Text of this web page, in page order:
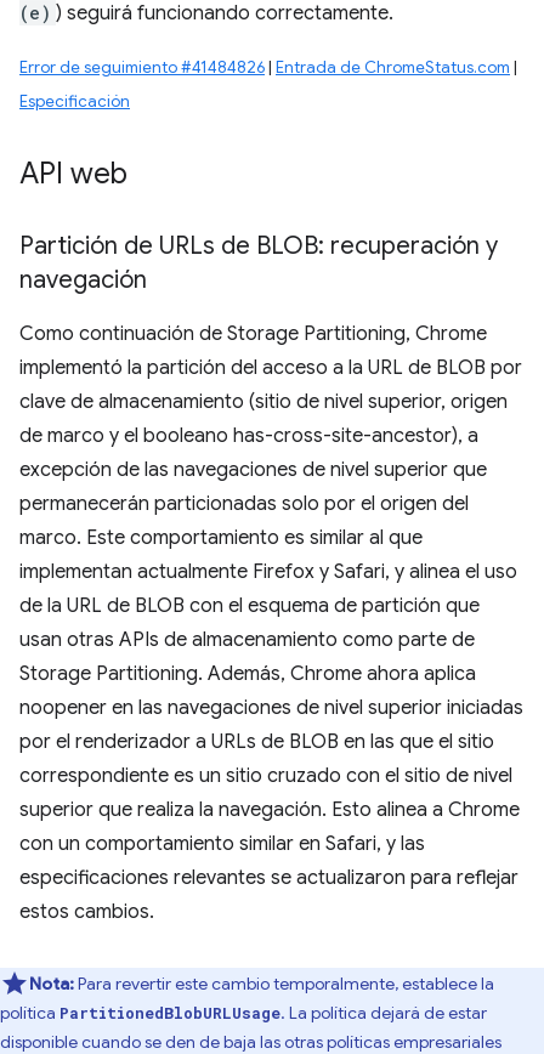
(e) ) seguirá funcionando correctamente.
Error de seguimiento #41484826| Entrada de ChromeStatus.com |
Especificación
API web
Partición de URLs de BLOB: recuperación y
navegación
Como continuación de Storage Partitioning, Chrome
implementó la partición del acceso a la URL de BLOB por
clave de almacenamiento (sitio de nivel superior, origen
de marco y el booleano has-cross-site-ancestor), a
excepción de las navegaciones de nivel superior que
permanecerán particionadas solo por el origen del
marco. Este comportamiento es similar al que
implementan actualmente Firefox y Safari, y alinea el uso
de la URL de BLOB con el esquema de partición que
usan otras APIs de almacenamiento como parte de
Storage Partitioning. Además, Chrome ahora aplica
noopener en las navegaciones de nivel superior iniciadas
por el renderizador a URLs de BLOB en las que el sitio
correspondiente es un sitio cruzado con el sitio de nivel
superior que realiza la navegación. Esto alinea a Chrome
con un comportamiento similar en Safari, y las
especificaciones relevantes se actualizaron para reflejar
estos cambios.
Nota:Para revertir este cambio temporalmente, establece la
política PartitionedBlobURLUsage. La política dejará de estar
disponible cuando se den de baja las otras políticas empresariales